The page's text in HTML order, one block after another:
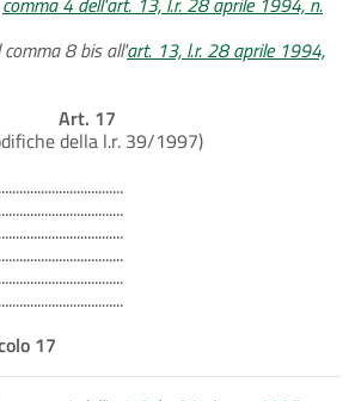
8 bis all'art. 13, l.r. 28 aprile 1994,
Art. 17
della l.r. 39/1997)
17